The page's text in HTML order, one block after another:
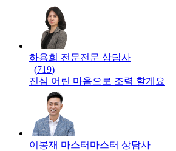
하용희 전문전문 상담사
(719)
진심 어린 마음으로 조력 할게요
이봉재 마스터 마스터 상담사